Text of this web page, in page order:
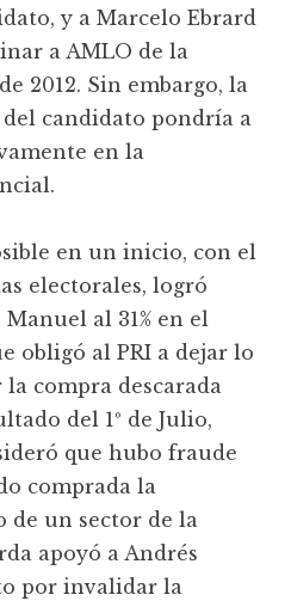
y a Marcelo Ebrard
a AMLO de la
2012. Sin embargo, la
candidato pondría a
en la
en un inicio, con el
electorales, logró
al 31% en el
obligó al PRI a dejar lo
compra descarada
del 1º de Julio,
que hubo fraude
comprada la
de un sector de la
apoyó a Andrés
por invalidar la